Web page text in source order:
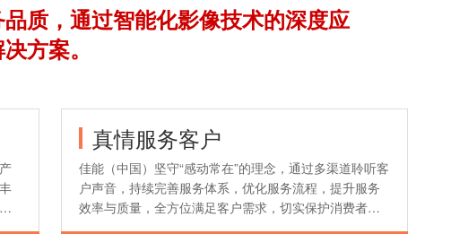
质，通过智能化影像技术的深度应
方案。
真情服务客户
佳能（中国）坚守“感动常在”的理念，通过多渠道聆听客
户声音，持续完善服务体系，优化服务流程，提升服务
效率与质量，全方位满足客户需求，切实保护消费者权